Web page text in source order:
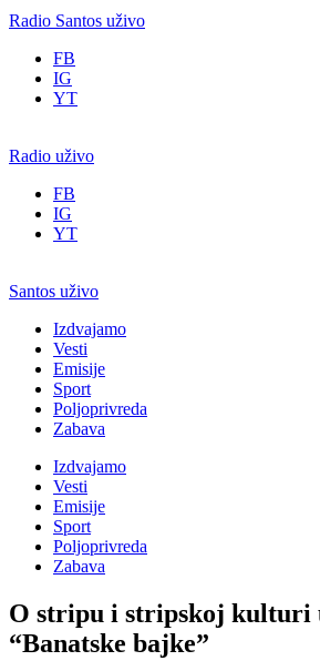
Radio Santos uživo
FB
IG
YT
Radio uživo
FB
IG
YT
Santos uživo
Izdvajamo
Vesti
Emisije
Sport
Poljoprivreda
Zabava
Izdvajamo
Vesti
Emisije
Sport
Poljoprivreda
Zabava
O stripu i stripskoj kulturi
“Banatske bajke”